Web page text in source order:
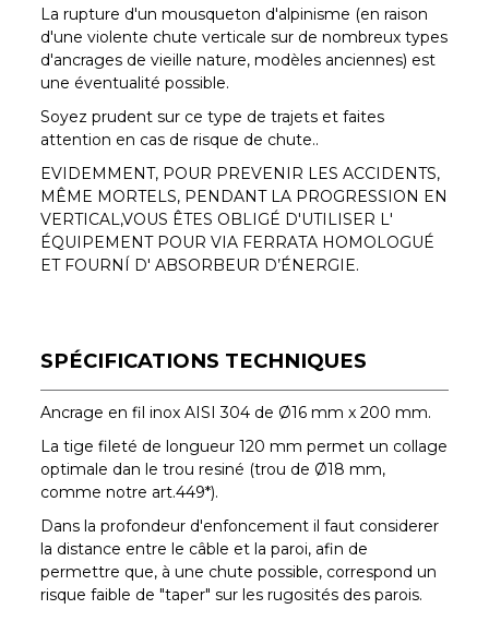
La rupture d'un mousqueton d'alpinisme (en raison
d'une violente chute verticale sur de nombreux types
d'ancrages de vieille nature, modèles anciennes) est
une éventualité possible.
Soyez prudent sur ce type de trajets et faites
attention en cas de risque de chute..
EVIDEMMENT, POUR PREVENIR LES ACCIDENTS,
MÊME MORTELS, PENDANT LA PROGRESSION EN
VERTICAL,VOUS ÊTES OBLIGÉ D'UTILISER L'
ÉQUIPEMENT POUR VIA FERRATA HOMOLOGUÉ
ET FOURNÍ D' ABSORBEUR D’ÉNERGIE.
SPÉCIFICATIONS TECHNIQUES
Ancrage en fil inox AISI 304 de Ø16 mm x 200 mm.
La tige fileté de longueur 120 mm permet un collage
optimale dan le trou resiné (trou de Ø18 mm,
comme notre art.449*).
Dans la profondeur d'enfoncement il faut considerer
la distance entre le câble et la paroi, afin de
permettre que, à une chute possible, correspond un
risque faible de "taper" sur les rugosités des parois.